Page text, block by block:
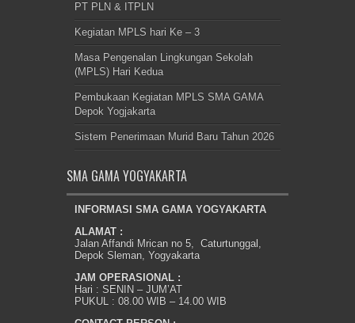
PT PLN & ITPLN
Kegiatan MPLS hari Ke – 3
Masa Pengenalan Lingkungan Sekolah
(MPLS) Hari Kedua
Pembukaan Kegiatan MPLS SMA GAMA
Depok Yogjakarta
Sistem Penerimaan Murid Baru Tahun 2026
SMA GAMA YOGYAKARTA
INFORMASI SMA GAMA YOGYAKARTA
ALAMAT :
Jalan Affandi Mrican no 5, Caturtunggal,
Depok Sleman, Yogyakarta
JAM OPERASIONAL :
Hari : SENIN – JUM’AT
PUKUL : 08.00 WIB – 14.00 WIB